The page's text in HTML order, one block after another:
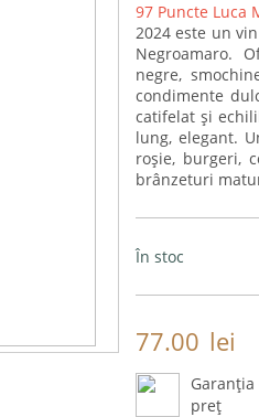
97 Puncte Luca
2024 este un
Negroamaro.
negre,
condimente
catifelat și
lung, elegant.
roșie, burgeri,
brânzeturi
În stoc
77.00 lei
preț